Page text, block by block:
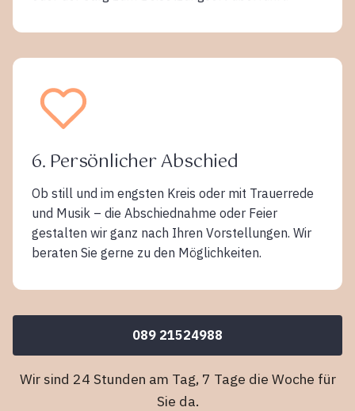
6. Persönlicher Abschied
Ob still und im engsten Kreis oder mit Trauerrede
und Musik – die Abschiednahme oder Feier
gestalten wir ganz nach Ihren Vorstellungen. Wir
beraten Sie gerne zu den Möglichkeiten.
089 21524988
Wir sind 24 Stunden am Tag, 7 Tage die Woche für
Sie da.